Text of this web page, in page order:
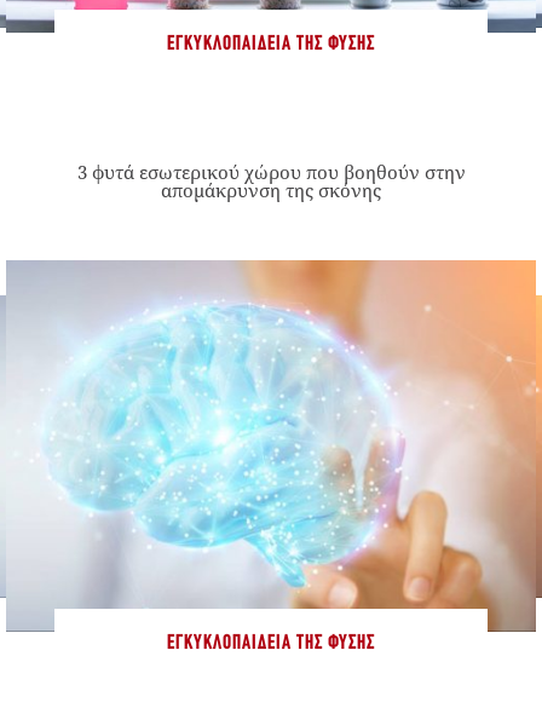
ΕΓΚΥΚΛΟΠΑΊΔΕΙΑ ΤΗΣ ΦΎΣΗΣ
3 φυτά εσωτερικού χώρου που βοηθούν στην
απομάκρυνση της σκόνης
ΕΓΚΥΚΛΟΠΑΊΔΕΙΑ ΤΗΣ ΦΎΣΗΣ